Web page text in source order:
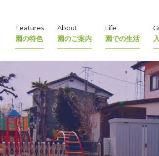
Features
園の特色
About
園のご案内
Life
園での生活